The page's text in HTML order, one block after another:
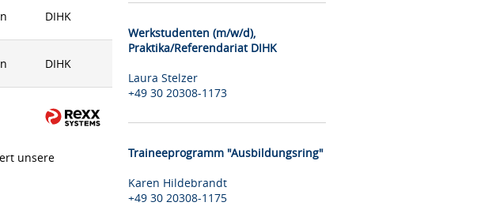
DIHK
DIHK
unsere
Werkstudenten (m/w/d),
Praktika/Referendariat DIHK
Laura Stelzer
+49 30 20308-1173
Traineeprogramm "Ausbildungsring"
Karen Hildebrandt
+49 30 20308-1175